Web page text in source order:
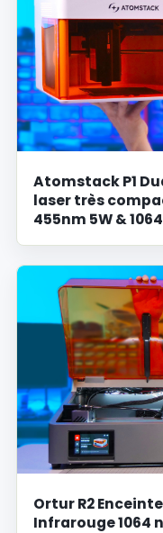
Atomstack P1
laser très
455nm 5W &
Ortur R2
Infrarouge 1064